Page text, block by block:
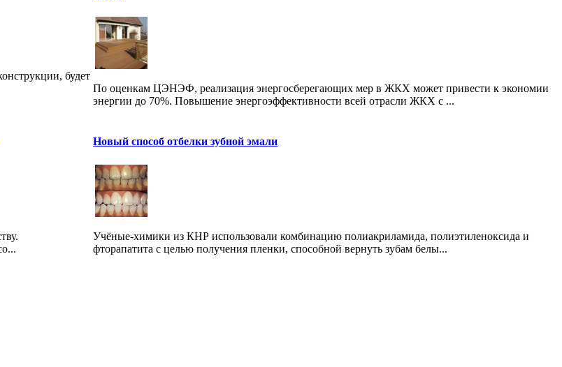
будет
По оценкам ЦЭНЭФ, реализация энергосберегающих мер в ЖКХ может привести к экономии
энергии до 70%. Повышение энергоэффективности всей отрасли ЖКХ с ...
Новый способ отбелки зубной эмали
Учёные-химики из КНР использовали комбинацию полиакриламида, полиэтиленоксида и
фторапатита с целью получения пленки, способной вернуть зубам белы...